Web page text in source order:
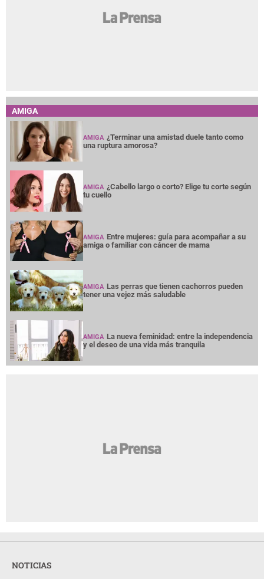
AMIGA
AMIGA ¿Terminar una amistad duele tanto como
una ruptura amorosa?
AMIGA ¿Cabello largo o corto? Elige tu corte según
tu cuello
AMIGA Entre mujeres: guía para acompañar a su
amiga o familiar con cáncer de mama
AMIGA Las perras que tienen cachorros pueden
tener una vejez más saludable
AMIGA La nueva feminidad: entre la independencia
y el deseo de una vida más tranquila
NOTICIAS